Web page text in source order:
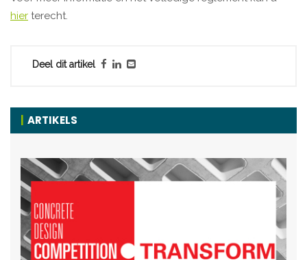
hier terecht.
Deel dit artikel
ARTIKELS